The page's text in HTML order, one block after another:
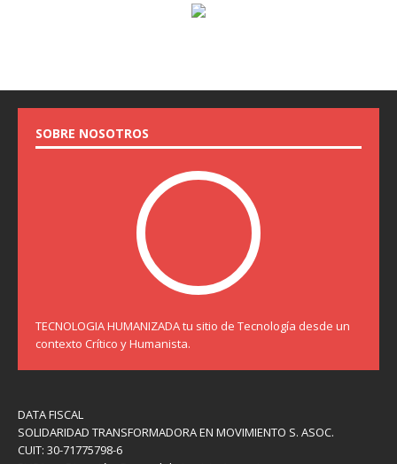
SOBRE NOSOTROS
TECNOLOGIA HUMANIZADA tu sitio de Tecnología desde un
contexto Crítico y Humanista.
DATA FISCAL
SOLIDARIDAD TRANSFORMADORA EN MOVIMIENTO S. ASOC.
CUIT: 30-71775798-6